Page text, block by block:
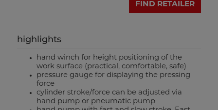
FIND RETAILER
highlights
hand winch for height positioning of the
work surface (practical, comfortable, safe)
pressure gauge for displaying the pressing
force
cylinder stroke/force can be adjusted via
hand pump or pneumatic pump